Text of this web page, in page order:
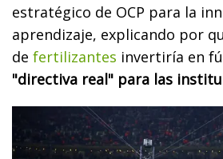
estratégico de OCP para la
aprendizaje, explicando por
de fertilizantes invertiría en
"directiva real" para las